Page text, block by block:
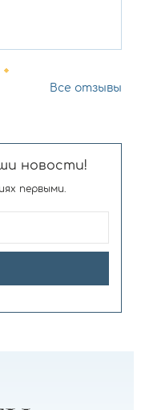
Все отзывы
новости!
первыми.